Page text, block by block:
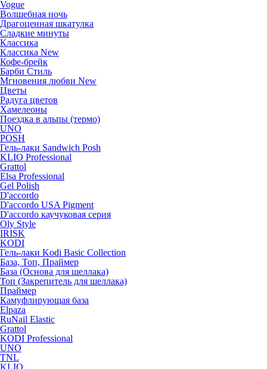
Vogue
Волшебная ночь
Драгоценная шкатулка
Сладкие минуты
Классика
Классика New
Кофе-брейк
Барби Стиль
Мгновения любви New
Цветы
Радуга цветов
Хамелеоны
Поездка в альпы (термо)
UNO
POSH
Гель-лаки Sandwich Posh
KLIO Professional
Grattol
Elsa Professional
Gel Polish
D'accordo
D'accordo USA Pigment
D'accordo каучуковая серия
Oly Style
IRISK
KODI
Гель-лаки Kodi Basic Collection
База, Топ, Праймер
База (Основа для шеллака)
Топ (Закрепитель для шеллака)
Праймер
Камуфлирующая база
Elpaza
RuNail Elastic
Grattol
KODI Professional
UNO
TNL
KLIO